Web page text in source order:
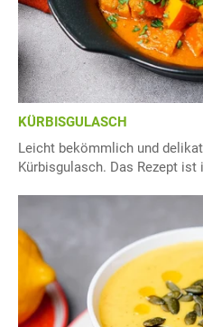
KÜRBISGULASCH
Leicht bekömmlich und
Kürbisgulasch. Das Rezept ist